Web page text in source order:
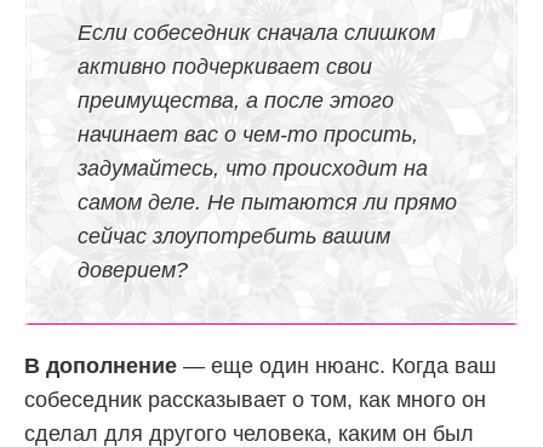
Если собеседник сначала слишком
активно подчеркивает свои
преимущества, а после этого
начинает вас о чем-то просить,
задумайтесь, что происходит на
самом деле. Не пытаются ли прямо
сейчас злоупотребить вашим
доверием?
В дополнение — еще один нюанс. Когда ваш
собеседник рассказывает о том, как много он
сделал для другого человека, каким он был